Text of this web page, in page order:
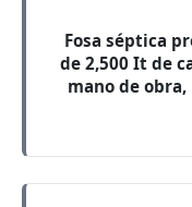
Fosa séptica
de 2,500 It de
mano de